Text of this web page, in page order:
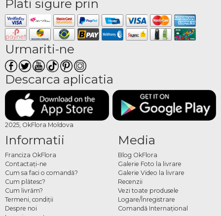
Plati sigure prin
Urmariti-ne
Descarca aplicatia
2025, OkFlora Moldova
Informatii
Franciza OkFlora
Contactaţi-ne
Cum sa faci o comandă?
Cum plătesc?
Cum livrăm?
Termeni, condiţii
Despre noi
Media
Blog OkFlora
Galerie Foto la livrare
Galerie Video la livrare
Recenzii
Vezi toate produsele
Logare/Înregistrare
Comandă Internațional